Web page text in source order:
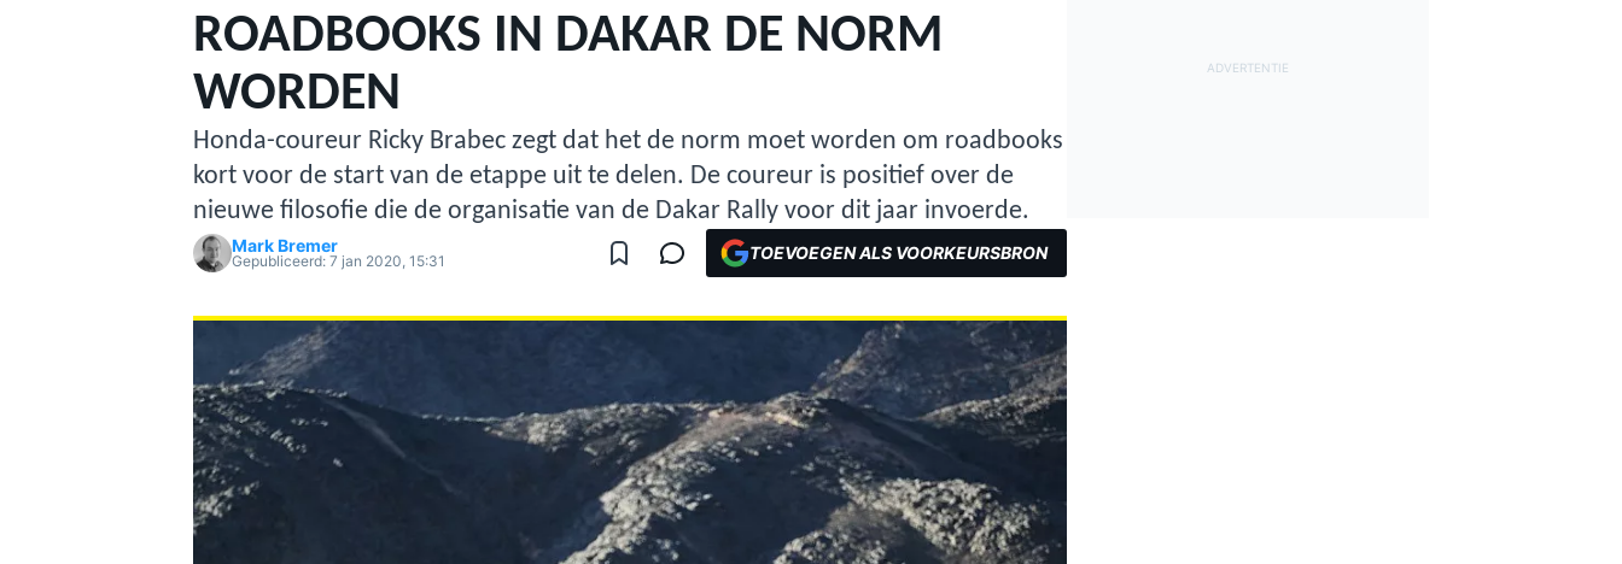
MOTOGP
ROADBOOKS IN DAKAR DE NORM
WORDEN
Honda-coureur Ricky Brabec zegt dat het de norm moet worden om roadbooks
kort voor de start van de etappe uit te delen. De coureur is positief over de
nieuwe filosofie die de organisatie van de Dakar Rally voor dit jaar invoerde.
Mark Bremer
Gepubliceerd: 7 jan 2020, 15:31 TOEVOEGEN ALS VOORKEURSBRON